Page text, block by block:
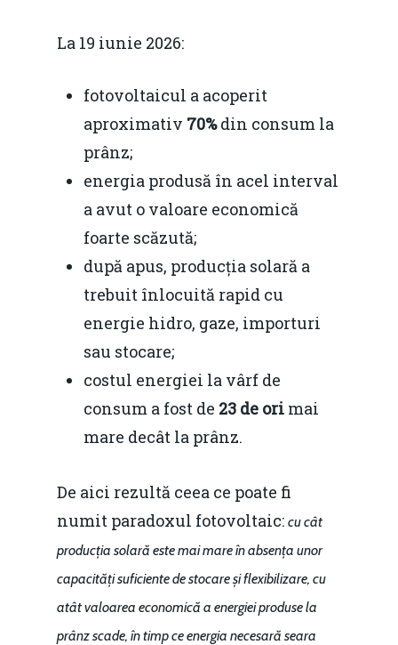
La 19 iunie 2026:
fotovoltaicul a acoperit
aproximativ 70%din consum la
prânz;
energia produsă în acel interval
a avut o valoare economică
foarte scăzută;
după apus, producția solară a
trebuit înlocuită rapid cu
energie hidro, gaze, importuri
sau stocare;
costul energiei la vârf de
consum a fost de 23 de ori mai
mare decât la prânz.
De aici rezultă ceea ce poate fi
numit paradoxul fotovoltaic: cu cât
producția solară este mai mare în absența unor
capacități suficiente de stocare și flexibilizare, cu
atât valoarea economică a energiei produse la
prânz scade, în timp ce energia necesară seara
Modelul economic
România – orizont
Piaţa gazelor naturale:
predictibilitate,
Soluții de
IMM
IMM
Redresare vs.
Martie 2016
Decembrie 2015
Martie 2015
Agribusiness
Energia
Construcții și
pentru o Românie
Video
Marea Neagră în Noua
Politici Europene în
Economie
Video Forum Marea
Piața gazelor naturale:
predictibilitate,
EM360 Talk
Burse pentru
Contact
Daniel Apostol